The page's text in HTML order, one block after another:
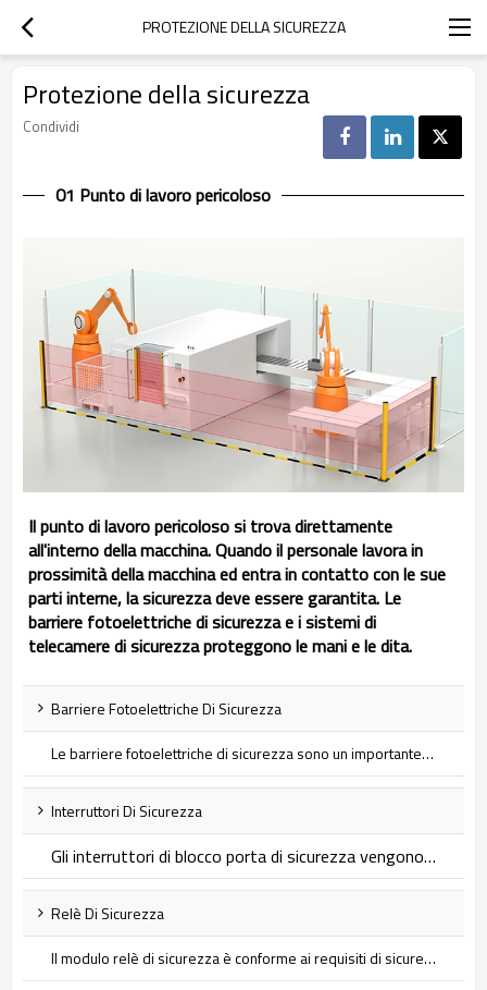
PROTEZIONE DELLA SICUREZZA
Protezione della sicurezza
Condividi
01 Punto di lavoro pericoloso
Il punto di lavoro pericoloso si trova direttamente
all'interno della macchina. Quando il personale lavora in
prossimità della macchina ed entra in contatto con le sue
parti interne, la sicurezza deve essere garantita. Le
barriere fotoelettriche di sicurezza e i sistemi di
telecamere di sicurezza proteggono le mani e le dita.
Barriere Fotoelettriche Di Sicurezza
Le barriere fotoelettriche di sicurezza sono un importante dispositivo di sicurezza che fornisce una protezione efficace del personale e delle attrezzature e aiuta a ridurre gli incidenti sul lavoro...
Interruttori Di Sicurezza
Gli interruttori di blocco porta di sicurezza vengono utilizzati in una varietà di applicazioni in cui è necessario limitare l'accesso o impedire l'attivazione accidentale. Sono un meccanismo che aumenta la sicurezza impedendo l'uso accidentale o non autorizzato di uno specifico macchinario, attrezzatura o sistema...
Relè Di Sicurezza
Il modulo relè di sicurezza è conforme ai requisiti di sicurezza EN/ISO13849-1Cat.4 ed è adatto per monitorare vari segnali in siti industriali con elevati requisiti di sicurezza, inclusi segnali di arresto di emergenza, segnali di interruttore di porte di sicurezza, segnali di grate di sicurezza e segnali di barriere fotoelettriche di sicurezza. segnale del pulsante. Lo scopo principale è proteggere gli operatori dei macchinari e i macchinari e le attrezzature esposti a diversi livelli di pericolo.